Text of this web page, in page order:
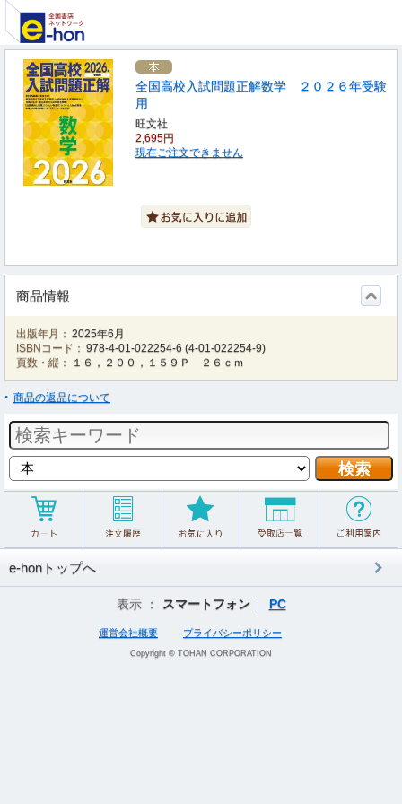
全国高校入試問題正解数学 ２０２６年受験
用
旺文社
2,695円
現在ご注文できません
商品情報
出版年月： 2025年6月
ISBNコード： 978-4-01-022254-6 (4-01-022254-9)
頁数・縦：
１６，２００，１５９Ｐ ２６ｃｍ
商品の返品について
e-honトップへ
表示 ： スマートフォン PC
運営会社概要 プライバシーポリシー
Copyright © TOHAN CORPORATION